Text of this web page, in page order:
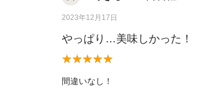
2023年12月17日
やっぱり…美味しかった！
間違いなし！